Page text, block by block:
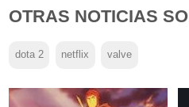
OTRAS NOTICIAS
dota 2 netflix valve